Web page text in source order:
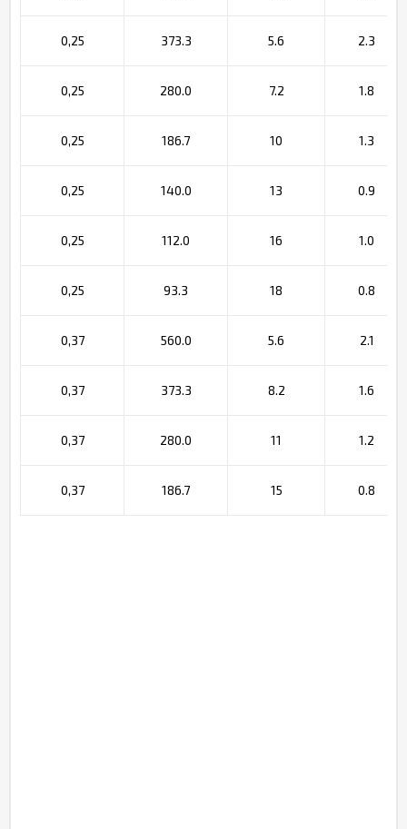
0,25 373.3 5.6 2.3
0,25 280.0 7.2 1.8
0,25 186.7 10 1.3
0,25 140.0 13 0.9
0,25 112.0 16 1.0
0,25 93.3 18 0.8
0,37 560.0 5.6 2.1
0,37 373.3 8.2 1.6
0,37 280.0 11 1.2
0,37 186.7 15 0.8